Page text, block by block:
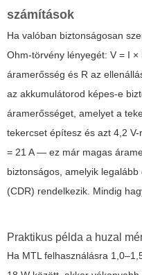
számítások
Ha valóban biztonságosan
Ohm-törvény lényegét: V = I
áramerősség és R az
az akkumulátorod képes-e
áramerősséget, amelyet a
tekercset építesz és azt 4,2
= 21 A — ez már magas
biztonságos, amelyik
(CDR) rendelkezik. Mindig
Praktikus példa a huzal
Ha MTL felhasználásra